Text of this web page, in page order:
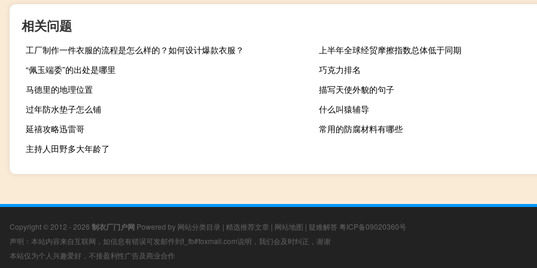
相关问题
工厂制作一件衣服的流程是怎么样的？如何设计爆款衣服？
上半年全球经贸摩擦指数总体低于同期
“佩玉端委”的出处是哪里
巧克力排名
马德里的地理位置
描写天使外貌的句子
过年防水垫子怎么铺
什么叫猿辅导
延禧攻略迅雷哥
常用的防腐材料有哪些
主持人田野多大年龄了
Copyright © 2012 - 2026 制衣厂门户网 Powered by 网站分类目录 | 精选推荐文章 | 网站地图 | 疑难解答 粤ICP备09020360号
声明：本站内容来自互联网，如信息有错误可发邮件到f_fb#foxmail.com说明，我们会及时纠正，谢谢
本站仅为个人兴趣爱好，不接盈利性广告及商业合作